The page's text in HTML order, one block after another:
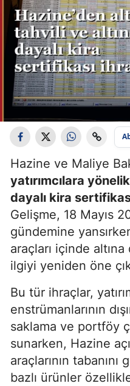
Hazine ve Maliye
yatırımcılara
dayalı kira
Gelişme, 18 Mayıs
gündemine
araçları içinde
ilgiyi yeniden öne
Bu tür ihraçlar,
enstrümanlarının
saklama ve portföy
sunarken, Hazine
araçlarının
bazlı ürünler